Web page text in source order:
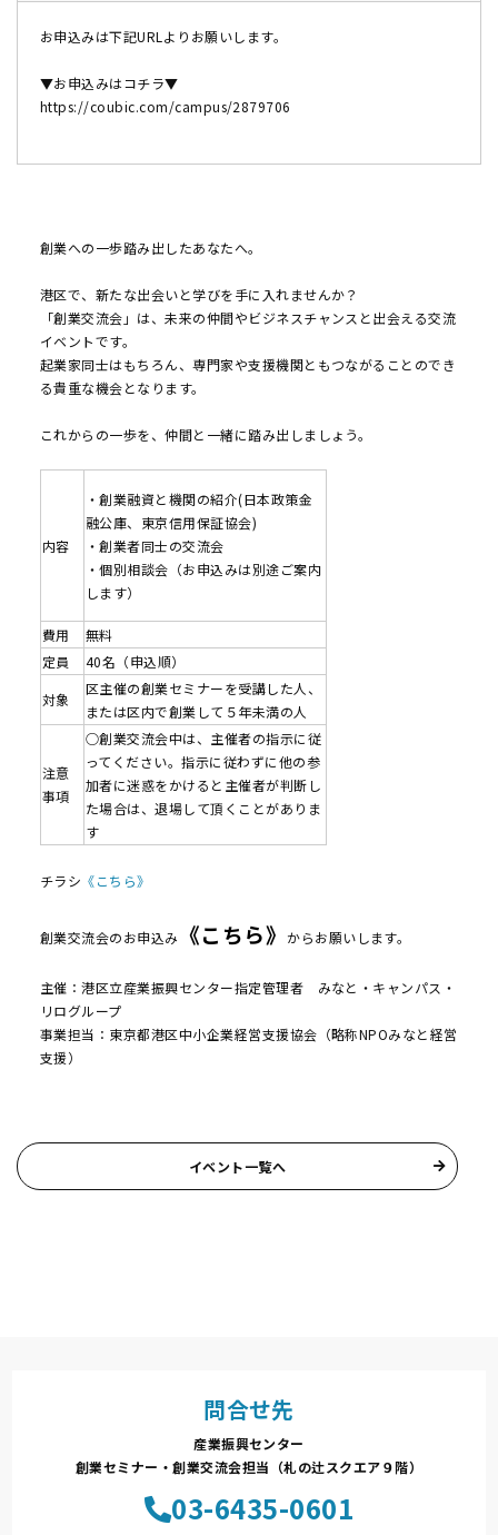
お申込みは下記URLよりお願いします。
▼お申込みはコチラ▼
https://coubic.com/campus/2879706
創業への一歩踏み出したあなたへ。
港区で、新たな出会いと学びを手に入れませんか？
「創業交流会」は、未来の仲間やビジネスチャンスと出会える交流
イベントです。
起業家同士はもちろん、専門家や支援機関ともつながることのでき
る貴重な機会となります。
これからの一歩を、仲間と一緒に踏み出しましょう。
内容
・創業融資と機関の紹介(日本政策金
融公庫、東京信用保証協会)
・創業者同士の交流会
・個別相談会（お申込みは別途ご案内
します）
費用
無料
定員
40名（申込順）
対象
区主催の創業セミナーを受講した人、
または区内で創業して５年未満の人
注意
事項
○創業交流会中は、主催者の指示に従
ってください。指示に従わずに他の参
加者に迷惑をかけると主催者が判断し
た場合は、退場して頂くことがありま
す
チラシ 《こちら》
創業交流会のお申込み 《こちら》 からお願いします。
主催：港区立産業振興センター指定管理者 みなと・キャンパス・
リログループ
事業担当：東京都港区中小企業経営支援協会（略称NPOみなと経営
支援）
イベント一覧へ
問合せ先
産業振興センター
創業セミナー・創業交流会担当（札の辻スクエア９階）
03-6435-0601